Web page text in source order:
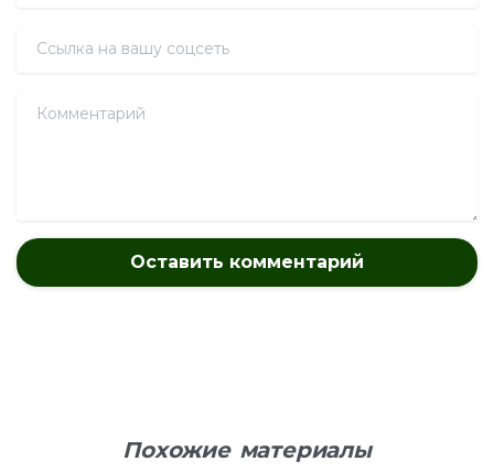
Ссылка на вашу соцсеть
Комментарий
Похожие материалы